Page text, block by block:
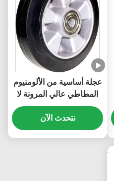
عجلة أساسية من الألومنيوم
المطاطي عالي المرونة لا
تحمل علامات سعة تحميل
العجلات الصناعية الثقيلة من
80 كجم إلى 700 كجم
نتحدث الآن